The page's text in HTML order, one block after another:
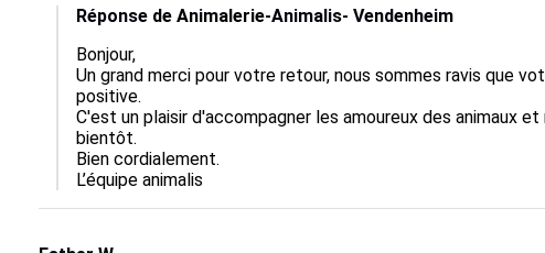
Réponse de Animalerie-Animalis- Vendenheim
Bonjour,
Un grand merci pour votre retour, nous sommes ravis que
positive.
C'est un plaisir d'accompagner les amoureux des animaux
bientôt.
Bien cordialement.
L’équipe animalis